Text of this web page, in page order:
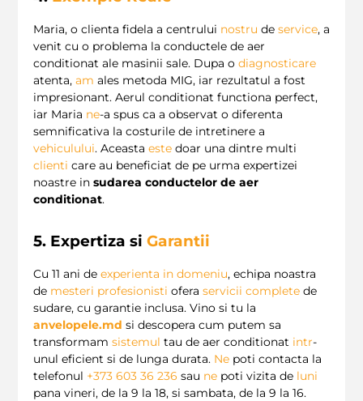
Maria, o clienta fidela a centrului nostru de service, a
venit cu o problema la conductele de aer
conditionat ale masinii sale. Dupa o diagnosticare
atenta, am ales metoda MIG, iar rezultatul a fost
impresionant. Aerul conditionat functiona perfect,
iar Maria ne-a spus ca a observat o diferenta
semnificativa la costurile de intretinere a
vehiculului. Aceasta este doar una dintre multi
clienti care au beneficiat de pe urma expertizei
noastre in sudarea conductelor de aer
conditionat.
5. Expertiza si Garantii
Cu 11 ani de experienta in domeniu, echipa noastra
de mesteri profesionisti ofera servicii complete de
sudare, cu garantie inclusa. Vino si tu la
anvelopele.md si descopera cum putem sa
transformam sistemul tau de aer conditionat intr-
unul eficient si de lunga durata. Ne poti contacta la
telefonul +373 603 36 236 sau ne poti vizita de luni
pana vineri, de la 9 la 18, si sambata, de la 9 la 16.